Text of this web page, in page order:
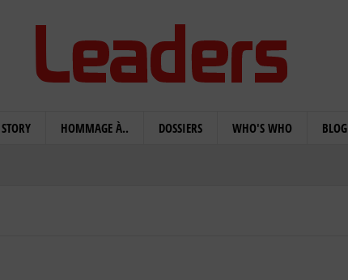
HOMMAGE À.. DOSSIERS WHO'S WHO BLOG